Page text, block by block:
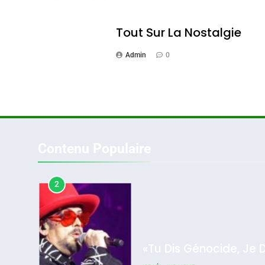
Tout Sur La Nostalgie
Admin 0
Meurtrière Selon Le
2